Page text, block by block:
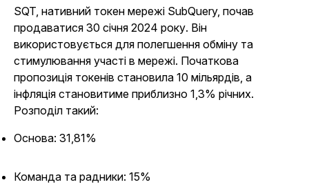
SQT, нативний токен мережі SubQuery, почав
продаватися 30 січня 2024 року. Він
використовується для полегшення обміну та
стимулювання участі в мережі. Початкова
пропозиція токенів становила 10 мільярдів, а
інфляція становитиме приблизно 1,3% річних.
Розподіл такий:
Основа: 31,81%
Команда та радники: 15%